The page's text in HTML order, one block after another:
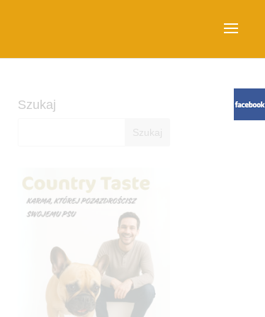
Szukaj